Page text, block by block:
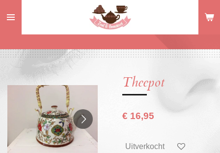
direct
hoofdinhoud
Theepot
€ 16,95
Uitverkocht